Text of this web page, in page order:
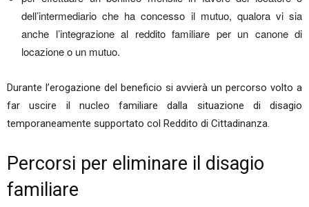
dell’intermediario che ha concesso il mutuo, qualora vi sia
anche l’integrazione al reddito familiare per un canone di
locazione o un mutuo.
Durante l’erogazione del beneficio si avvierà un percorso volto a
far uscire il nucleo familiare dalla situazione di disagio
temporaneamente supportato col Reddito di Cittadinanza.
Percorsi per eliminare il disagio
familiare